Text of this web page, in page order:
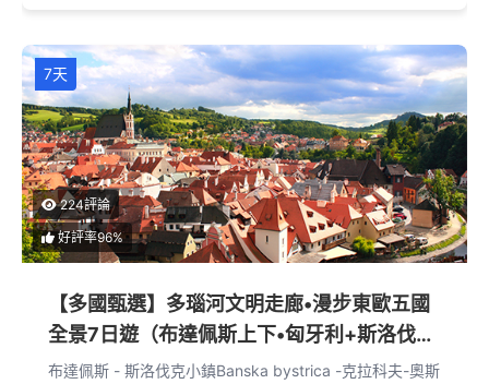
7天
224評論
好評率96%
【多國甄選】多瑙河文明走廊•漫步東歐五國
全景7日遊（布達佩斯上下•匈牙利+斯洛伐克
+波蘭+捷克+奧地利）
布達佩斯 - 斯洛伐克小鎮Banska bystrica -克拉科夫-奧斯